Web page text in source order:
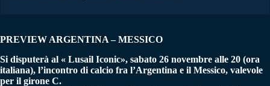
PREVIEW ARGENTINA – MESSICO
Si disputerà al « Lusail Iconic», sabato 26 novembre alle 20 (ora
italiana), l’incontro di calcio fra l’Argentina e il Messico, valevole
per il girone C.